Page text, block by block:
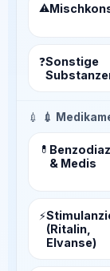
⚠️
❓Sonstige
💉 💉
💊
& Medis
⚡
(Ritalin,
Elvanse)